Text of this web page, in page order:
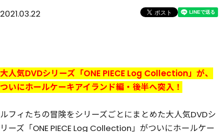
2021.03.22
大人気DVDシリーズ「ONE PIECE Log Collection」が、
ついにホールケーキアイランド編・後半へ突入！
ルフィたちの冒険をシリーズごとにまとめた大人気DVDシ
リーズ「ONE PIECE Log Collection」がついにホールケー